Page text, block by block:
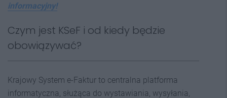
informacyjny!
Czym jest KSeF i od kiedy będzie
obowiązywać?
Krajowy System e-Faktur to centralna platforma
informatyczna, służąca do wystawiania, wysyłania,